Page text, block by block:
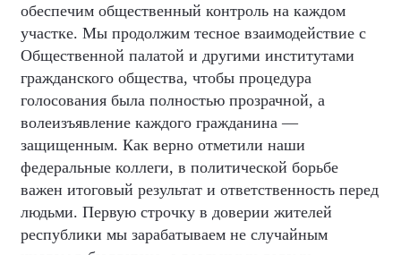
обеспечим общественный контроль на каждом
участке. Мы продолжим тесное взаимодействие с
Общественной палатой и другими институтами
гражданского общества, чтобы процедура
голосования была полностью прозрачной, а
волеизъявление каждого гражданина —
защищенным. Как верно отметили наши
федеральные коллеги, в политической борьбе
важен итоговый результат и ответственность перед
людьми. Первую строчку в доверии жителей
республики мы зарабатываем не случайным